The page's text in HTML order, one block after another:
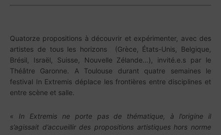
Quatorze propositions à découvrir et expérimenter, avec des
artistes de tous les horizons (Grèce, États-Unis, Belgique,
Brésil, Israël, Suisse, Nouvelle Zélande…), invité.e.s par le
Théâtre Garonne. A Toulouse durant quatre semaines le
festival In Extremis déplace les frontières entre disciplines et
entre scène et salle.
«
In Extremis ne porte pas de thématique, à l’origine il
s’agissait d’accueillir des propositions artistiques hors norme